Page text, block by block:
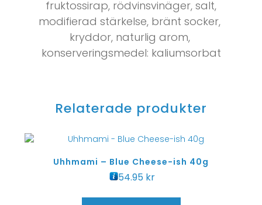
fruktossirap, rödvinsvinäger, salt,
modifierad stärkelse, bränt socker,
kryddor, naturlig arom,
konserveringsmedel: kaliumsorbat
Relaterade produkter
Uhhmami – Blue Cheese-ish 40g
54.95 kr